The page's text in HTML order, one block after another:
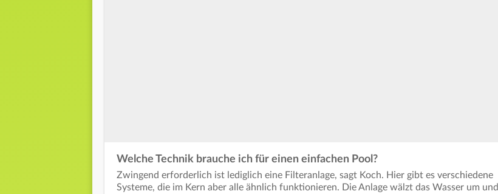
Welche Technik brauche ich für einen einfachen Pool?
Zwingend erforderlich ist lediglich eine Filteranlage, sagt Koch. Hier gibt es verschiedene
Systeme, die im Kern aber alle ähnlich funktionieren. Die Anlage wälzt das Wasser um und